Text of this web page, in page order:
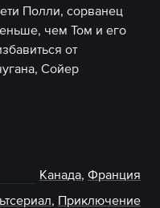
Полли, сорванец
чем Том и его
от
Сойер
Канада, Франция
, Приключение